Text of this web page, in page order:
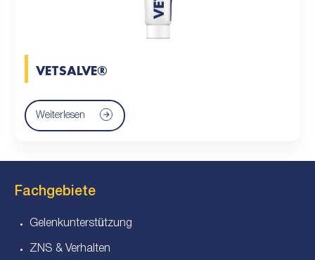
VETSALVE®
Weiterlesen
Fachgebiete
Gelenkunterstützung
ZNS & Verhalten